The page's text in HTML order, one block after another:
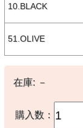
ベーシックなシル
S～XLの選べる4サ
L、XLサイズはメン
一枚ではもちろん
秋冬シーズンから
ジップパーカーや
ルがおすすめ。
・透け感:なし
・伸縮性:あり
・長袖
※洗濯回数が増すご
10.BLACK
51.OLIVE
在庫: －
購入数：